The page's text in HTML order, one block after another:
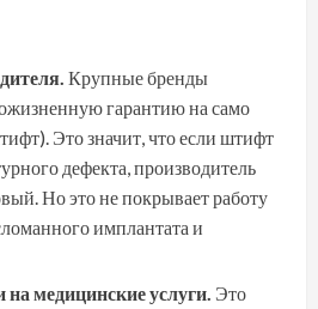
Крупные бренды
гарантию на само
Это значит, что если штифт
дефекта, производитель
Но это не покрывает работу
имплантата и
медицинские услуги. Это